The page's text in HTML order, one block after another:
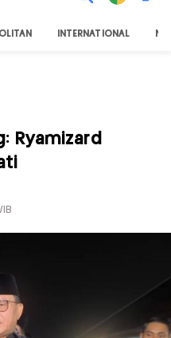
INTERNATIONAL
Ryamizard